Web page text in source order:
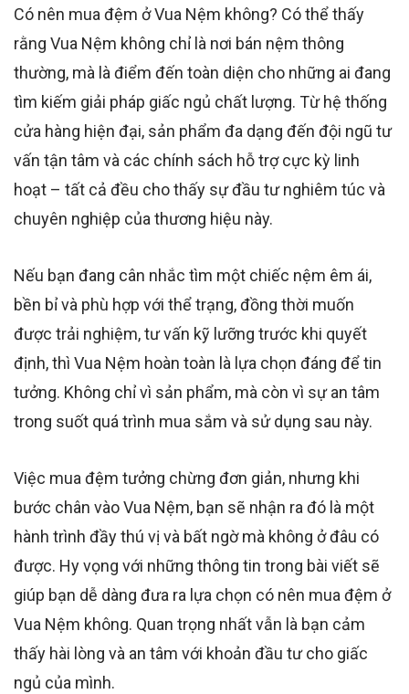
Có nên mua đệm ở Vua Nệm không? Có thể thấy
rằng Vua Nệm không chỉ là nơi bán nệm thông
thường, mà là điểm đến toàn diện cho những ai đang
tìm kiếm giải pháp giấc ngủ chất lượng. Từ hệ thống
cửa hàng hiện đại, sản phẩm đa dạng đến đội ngũ tư
vấn tận tâm và các chính sách hỗ trợ cực kỳ linh
hoạt – tất cả đều cho thấy sự đầu tư nghiêm túc và
chuyên nghiệp của thương hiệu này.
Nếu bạn đang cân nhắc tìm một chiếc nệm êm ái,
bền bỉ và phù hợp với thể trạng, đồng thời muốn
được trải nghiệm, tư vấn kỹ lưỡng trước khi quyết
định, thì Vua Nệm hoàn toàn là lựa chọn đáng để tin
tưởng. Không chỉ vì sản phẩm, mà còn vì sự an tâm
trong suốt quá trình mua sắm và sử dụng sau này.
Việc mua đệm tưởng chừng đơn giản, nhưng khi
bước chân vào Vua Nệm, bạn sẽ nhận ra đó là một
hành trình đầy thú vị và bất ngờ mà không ở đâu có
được. Hy vọng với những thông tin trong bài viết sẽ
giúp bạn dễ dàng đưa ra lựa chọn có nên mua đệm ở
Vua Nệm không. Quan trọng nhất vẫn là bạn cảm
thấy hài lòng và an tâm với khoản đầu tư cho giấc
ngủ của mình.